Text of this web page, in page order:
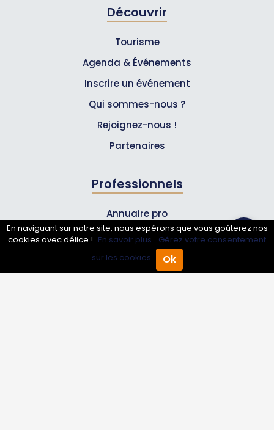
Annuaire Pro Agenda
Découvrir
Tourisme
Agenda & Événements
Inscrire un événement
Qui sommes-nous ?
Rejoignez-nous !
Partenaires
Professionnels
Annuaire pro
Inscrire mon entreprise
Les Abonnements Pros
En naviguant sur notre site, nous espérons que vous goûterez nos
cookies avec délice ! En savoir plus. Gérez votre consentement
sur les cookies.
Ok